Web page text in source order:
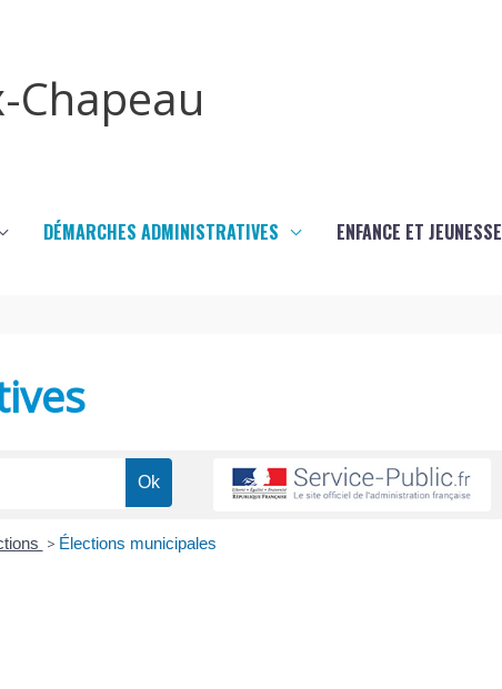
Chapeau
DÉMARCHES ADMINISTRATIVES ENFANCE ET JEUNESSE
> Élections municipales